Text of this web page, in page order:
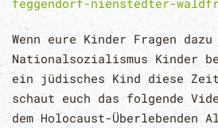
Wenn eure Kinder Fragen
Nationalsozialismus Kinder
ein jüdisches Kind diese
schaut euch das folgende
dem Holocaust-Überlebenden